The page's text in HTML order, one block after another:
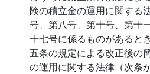
険の積立金の運用に関する
号、第八号、第十号、第十
十七号に係るものがあると
五条の規定による改正後の
の運用に関する法律（次条